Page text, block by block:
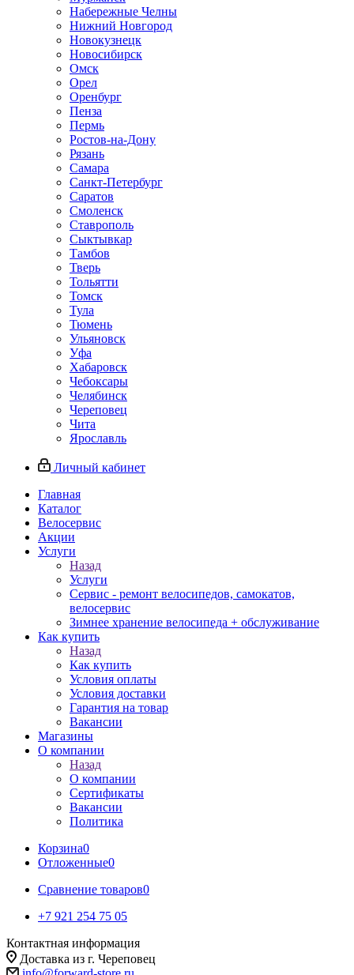
Набережные Челны
Нижний Новгород
Новокузнецк
Новосибирск
Омск
Орел
Оренбург
Пенза
Пермь
Ростов-на-Дону
Рязань
Самара
Санкт-Петербург
Саратов
Смоленск
Ставрополь
Сыктывкар
Тамбов
Тверь
Тольятти
Томск
Тула
Тюмень
Ульяновск
Уфа
Хабаровск
Чебоксары
Челябинск
Череповец
Чита
Ярославль
Личный кабинет
Главная
Каталог
Велосервис
Акции
Услуги
Назад
Услуги
Сервис - ремонт велосипедов, самокатов,
велосервис
Зимнее хранение велосипеда + обслуживание
Как купить
Назад
Как купить
Условия оплаты
Условия доставки
Гарантия на товар
Вакансии
Магазины
О компании
Назад
О компании
Сертификаты
Вакансии
Политика
Корзина0
Отложенные0
Сравнение товаров0
+7 921 254 75 05
Контактная информация
Доставка из г. Череповец